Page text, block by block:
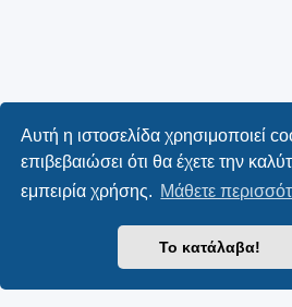
Αυτή η ιστοσελίδα χρησιμοποιεί
επιβεβαιώσει ότι θα έχετε την
εμπειρία χρήσης. Μάθετε
Το κατάλαβα!